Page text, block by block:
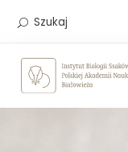
Szukaj